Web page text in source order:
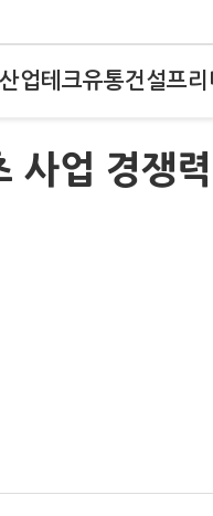
산업테크유통건설프리
사업 경쟁력